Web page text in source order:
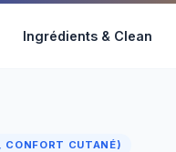
Ingrédients & Clean
CONFORT CUTANÉ)